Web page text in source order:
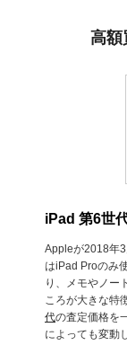
高額
iPad 第6世
Appleが2018年
はiPad Proのみ
り、メモやノー
ころが大きな特
代の査定価格を
によっても変動